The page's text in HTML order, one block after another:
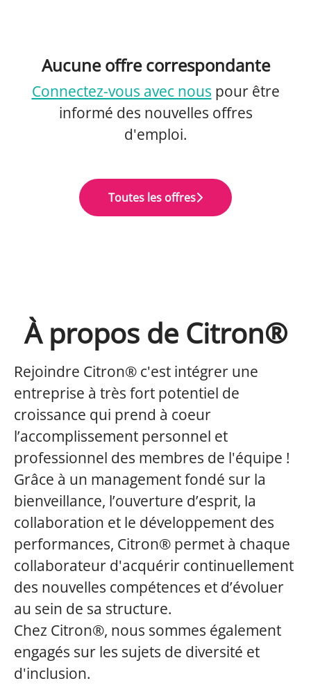
Aucune offre correspondante
Connectez-vous avec nous pour être
informé des nouvelles offres
d'emploi.
Toutes les offres
À propos de Citron®
Rejoindre Citron® c'est intégrer une
entreprise à très fort potentiel de
croissance qui prend à coeur
l’accomplissement personnel et
professionnel des membres de l'équipe !
Grâce à un management fondé sur la
bienveillance, l’ouverture d’esprit, la
collaboration et le développement des
performances, Citron® permet à chaque
collaborateur d'acquérir continuellement
des nouvelles compétences et d’évoluer
au sein de sa structure.
Chez Citron®, nous sommes également
engagés sur les sujets de diversité et
d'inclusion.